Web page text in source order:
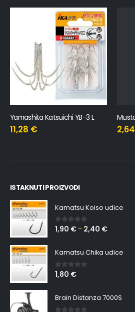
Yamashita Katsuichi YB-3 L
11,28 € 2,64
ISTAKNUTI PROIZVODI
Kamatsu Koiso udice
0 out of 5
1,90 € – 2,40 €
Kamatsu Chika udice
0 out of 5
1,80 €
Brain Distanza 7000S